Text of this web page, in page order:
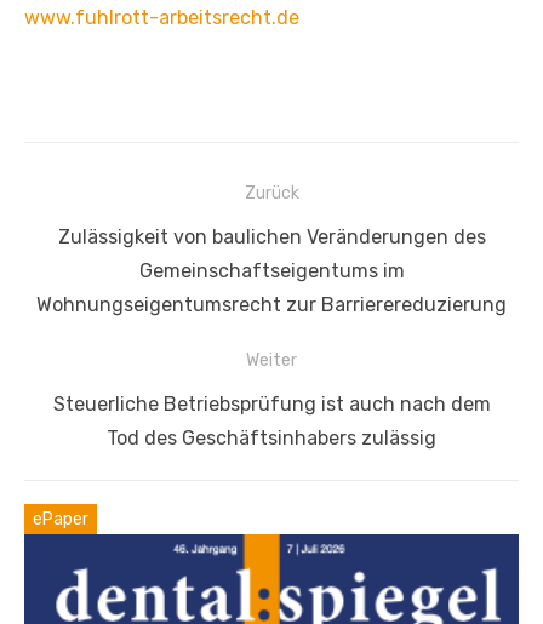
www.fuhlrott-arbeitsrecht.de
Beitragsnavigation
Zurück
Vorheriger
Zulässigkeit von baulichen Veränderungen des
Gemeinschaftseigentums im
Wohnungseigentumsrecht zur Barrierereduzierung
Weiter
Nächster
Steuerliche Betriebsprüfung ist auch nach dem
Tod des Geschäftsinhabers zulässig
ePaper